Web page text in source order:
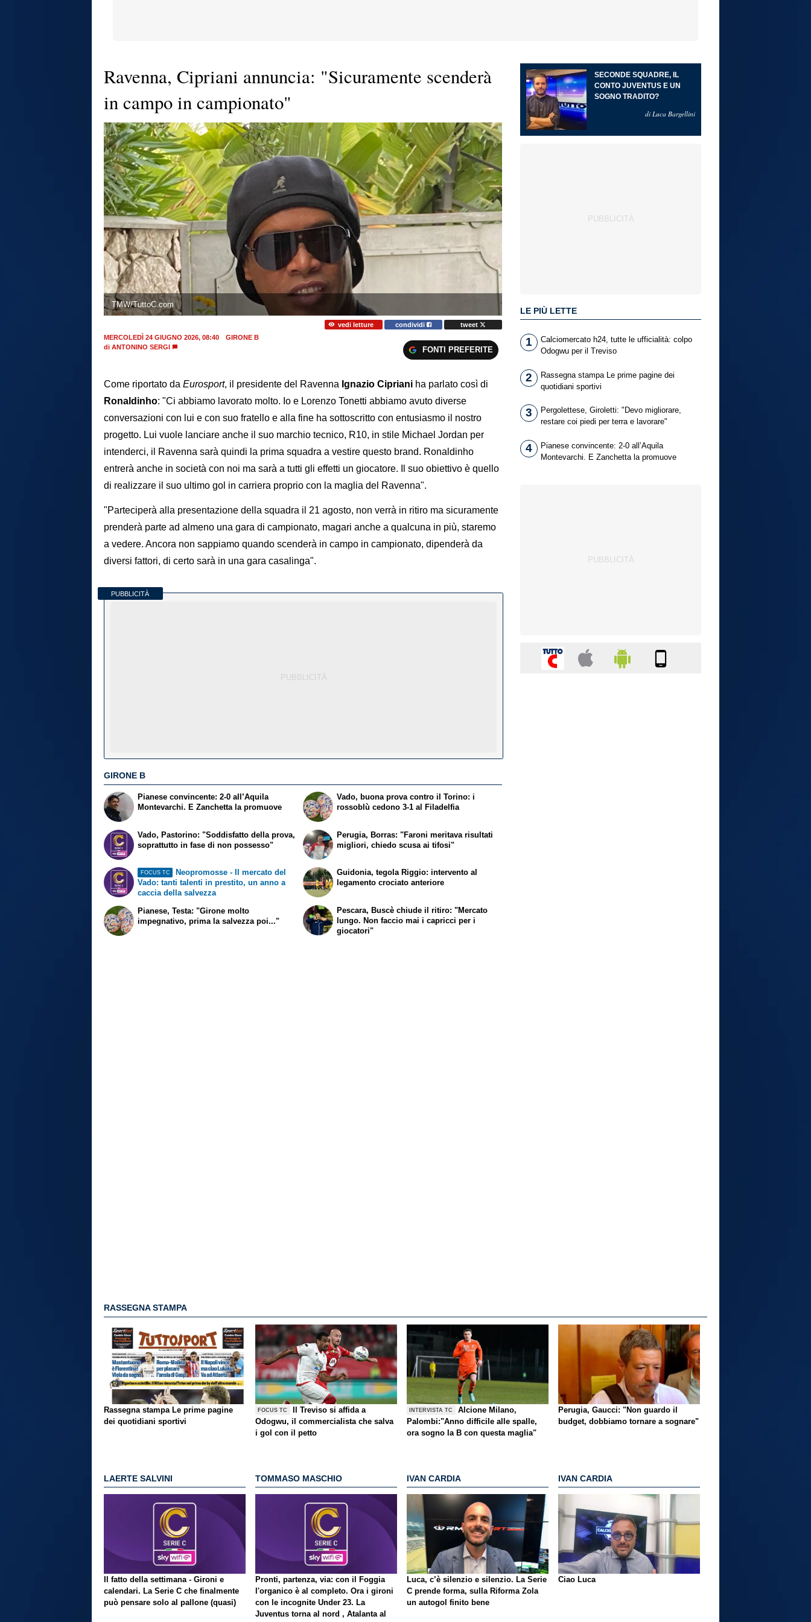
Ravenna, Cipriani annuncia: "Sicuramente scenderà
in campo in campionato"
TMW/TuttoC.com
vedi letture condividi
tweet
MERCOLEDÌ 24 GIUGNO 2026, 08:40
GIRONE B
di ANTONINO SERGI FONTI PREFERITE
Come riportato da Eurosport, il presidente del Ravenna Ignazio Cipriani ha parlato così di
Ronaldinho: "Ci abbiamo lavorato molto. Io e Lorenzo Tonetti abbiamo avuto diverse
conversazioni con lui e con suo fratello e alla fine ha sottoscritto con entusiasmo il nostro
progetto. Lui vuole lanciare anche il suo marchio tecnico, R10, in stile Michael Jordan per
intenderci, il Ravenna sarà quindi la prima squadra a vestire questo brand. Ronaldinho
entrerà anche in società con noi ma sarà a tutti gli effetti un giocatore. Il suo obiettivo è quello
di realizzare il suo ultimo gol in carriera proprio con la maglia del Ravenna".
"Parteciperà alla presentazione della squadra il 21 agosto, non verrà in ritiro ma sicuramente
prenderà parte ad almeno una gara di campionato, magari anche a qualcuna in più, staremo
a vedere. Ancora non sappiamo quando scenderà in campo in campionato, dipenderà da
diversi fattori, di certo sarà in una gara casalinga".
PUBBLICITÀ
GIRONE B
Pianese convincente: 2-0 all’Aquila
Montevarchi. E Zanchetta la promuove
Vado, Pastorino: "Soddisfatto della prova,
soprattutto in fase di non possesso"
Vado, buona prova contro il Torino: i
rossoblù cedono 3-1 al Filadelfia
Perugia, Borras: "Faroni meritava risultati
migliori, chiedo scusa ai tifosi"
FOCUS TC
Neopromosse - Il mercato del
Vado: tanti talenti in prestito, un anno a
caccia della salvezza
Pianese, Testa: "Girone molto
impegnativo, prima la salvezza poi..."
Guidonia, tegola Riggio: intervento al
legamento crociato anteriore
Pescara, Buscè chiude il ritiro: "Mercato
lungo. Non faccio mai i capricci per i
giocatori"
SECONDE SQUADRE, IL
CONTO JUVENTUS E UN
SOGNO TRADITO?
di Luca Bargellini
LE PIÙ LETTE
1
Calciomercato h24, tutte le ufficialità: colpo
Odogwu per il Treviso
2
Rassegna stampa Le prime pagine dei
quotidiani sportivi
3
Pergolettese, Giroletti: "Devo migliorare,
restare coi piedi per terra e lavorare"
4
Pianese convincente: 2-0 all’Aquila
Montevarchi. E Zanchetta la promuove
RASSEGNA STAMPA
Rassegna stampaLe prime pagine
dei quotidiani sportivi
FOCUS TC
Il Treviso si affida a
Odogwu, il commercialista che salva
i gol con il petto
INTERVISTA TC
Alcione Milano,
Palombi:"Anno difficile alle spalle,
ora sogno la B con questa maglia"
Perugia, Gaucci: "Non guardo il
budget, dobbiamo tornare a sognare"
LAERTE SALVINI
Il fatto della settimana - Gironi e
calendari. La Serie C che finalmente
può pensare solo al pallone (quasi)
TOMMASO MASCHIO
Pronti, partenza, via: con il Foggia
l'organico è al completo. Ora i gironi
con le incognite Under 23. La
Juventus torna al nord , Atalanta al
IVAN CARDIA
Luca, c’è silenzio e silenzio. La Serie
C prende forma, sulla Riforma Zola
un autogol finito bene
IVAN CARDIA
Ciao Luca